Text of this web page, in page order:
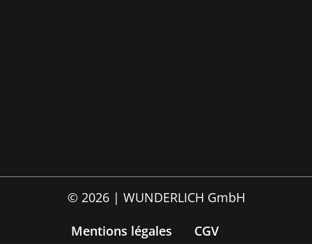
© 2026 | WUNDERLICH GmbH
Mentions légales
CGV